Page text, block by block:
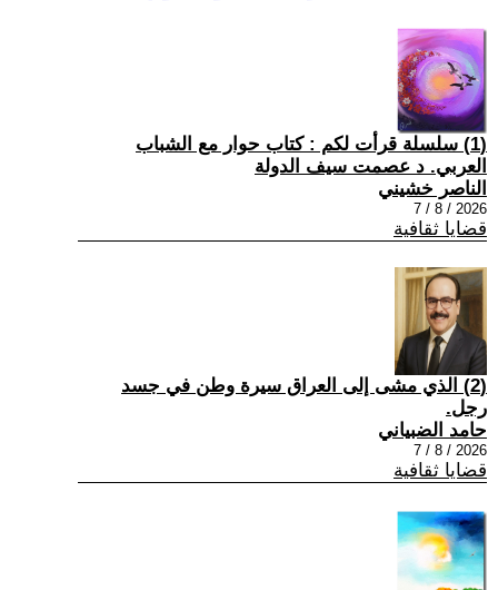
(1) سلسلة قرأت لكم : كتاب حوار مع الشباب
العربي. د عصمت سيف الدولة
الناصر خشيني
2026 / 8 / 7
قضايا ثقافية
(2) الذي مشى إلى العراق سيرة وطن في جسد
رجل.
حامد الضبياني
2026 / 8 / 7
قضايا ثقافية